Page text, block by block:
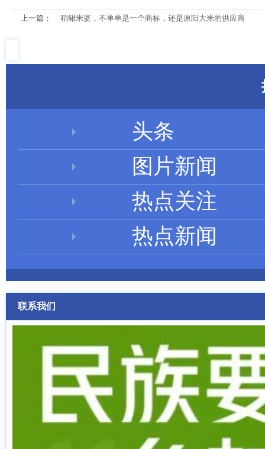
上一篇： 稻鳅米婆，不单单是一个商标，还是原阳大米的供应商
头条
图片新闻
热点关注
热点新闻
联系我们